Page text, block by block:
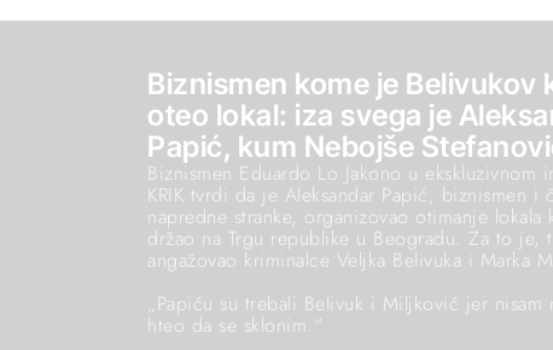
Biznismen kome je Belivukov
oteo lokal: iza svega je
Papić, kum Nebojše
Biznismen Eduardo Lo Jakono u ekskluzivnom
KRIK tvrdi da je Aleksandar Papić, biznismen i
napredne stranke, organizovao otimanje lokala
držao na Trgu republike u Beogradu. Za to je,
angažovao kriminalce Veljka Belivuka i Marka
„Papiću su trebali Belivuk i Miljković jer nisam
hteo da se sklonim.“